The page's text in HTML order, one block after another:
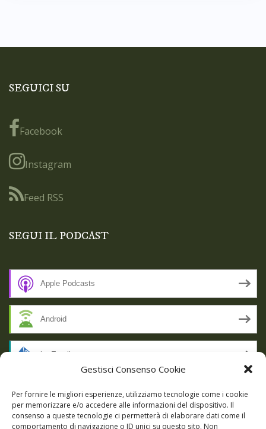
Gestisci Consenso Cookie
Per fornire le migliori esperienze, utilizziamo tecnologie come i cookie
per memorizzare e/o accedere alle informazioni del dispositivo. Il
consenso a queste tecnologie ci permetterà di elaborare dati come il
comportamento di navigazione o ID unici su questo sito. Non
SEGUICI SU
Facebook
Instagram
Feed RSS
SEGUI IL PODCAST
Apple Podcasts
Android
by Email
RSS